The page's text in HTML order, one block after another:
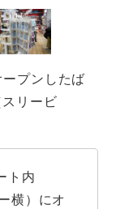
プンしたば
リービ
ト内
横）にオ